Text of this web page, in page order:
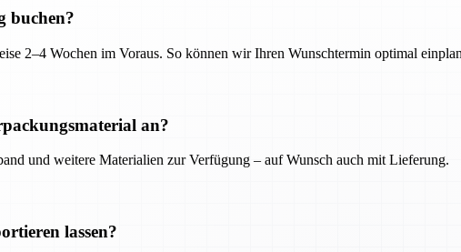
buchen?
2–4 Wochen im Voraus. So können wir Ihren Wunschtermin optimal
an?
und weitere Materialien zur Verfügung – auf Wunsch auch mit Lieferung.
lassen?